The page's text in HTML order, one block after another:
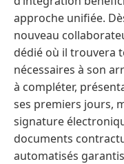
approche unifiée.
nouveau
dédié où il trouvera
nécessaires à son
à compléter,
ses premiers jours,
signature
documents
automatisés